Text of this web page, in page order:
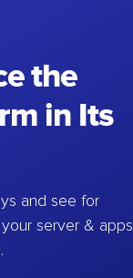
the
in Its
and see for
server & apps